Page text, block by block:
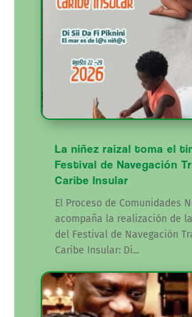
La niñez raizal toma el
Festival de Navegación
Caribe Insular
El Proceso de Comunidades
acompaña la realización de
del Festival de Navegación
Caribe Insular: Di...